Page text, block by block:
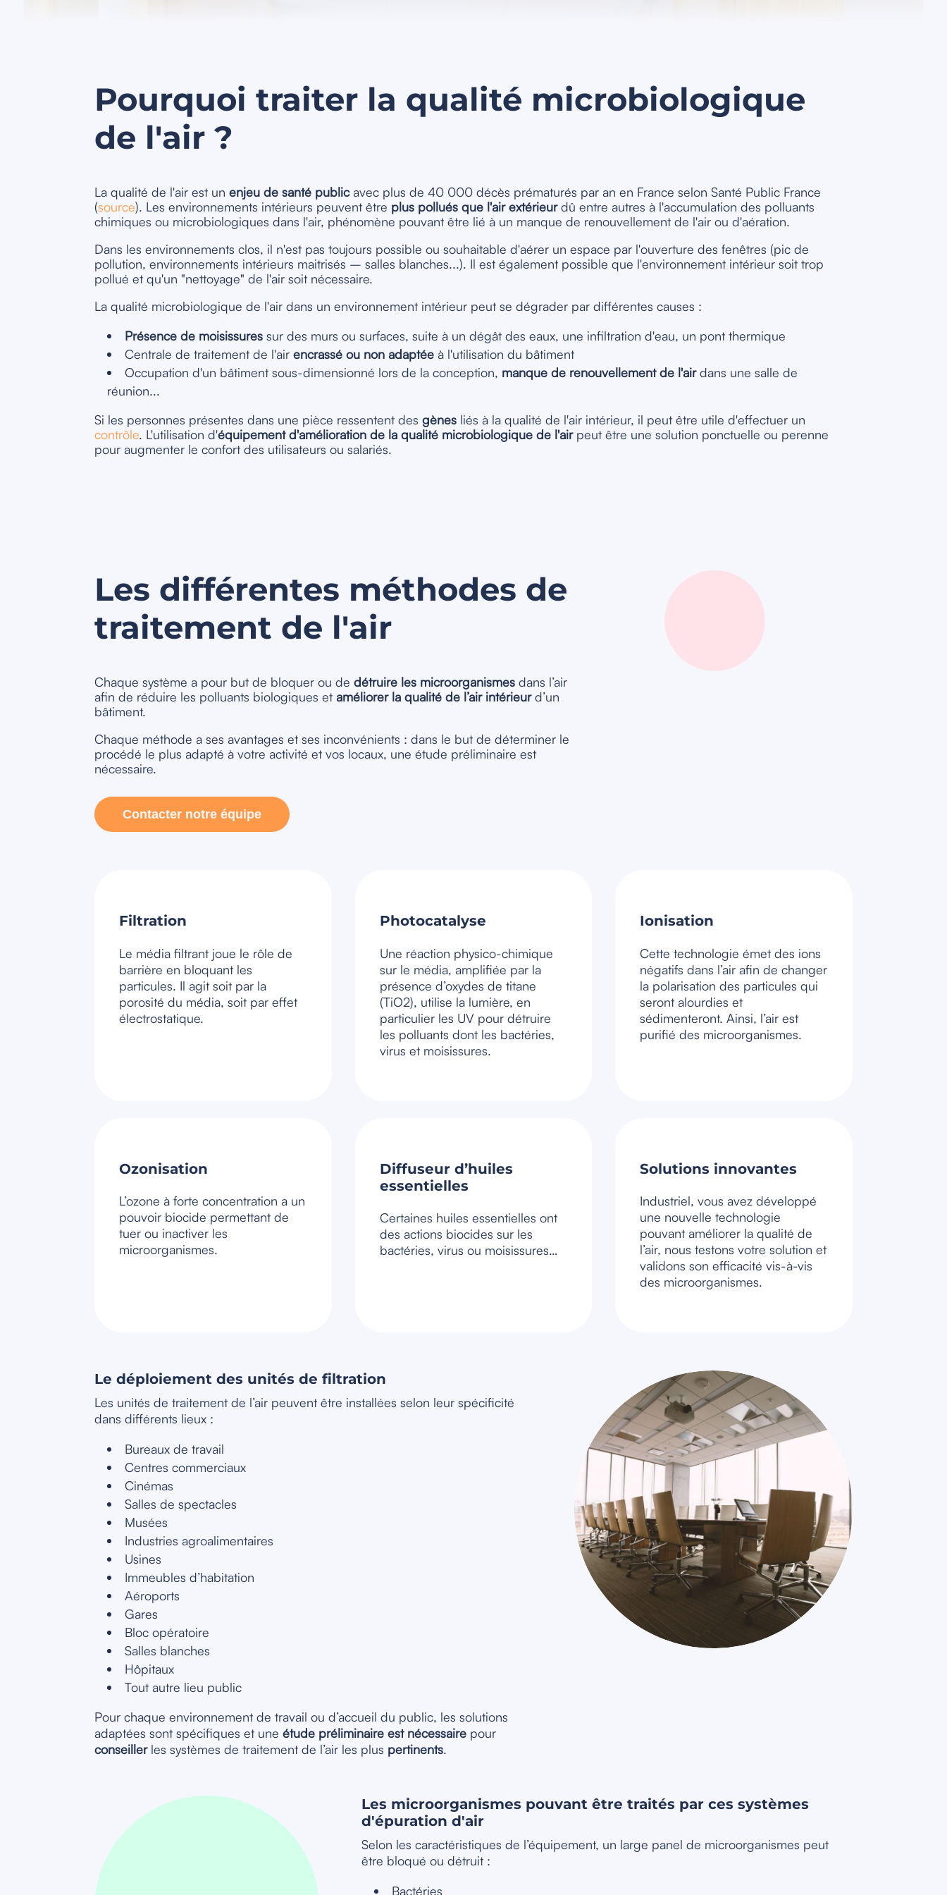
Pourquoi traiter la qualité microbiologique
de l'air ?
La qualité de l'air est unenjeu de santé publicavec plus de 40 000 décès prématurés par an en France selon Santé Public France
(source). Les environnements intérieurs peuvent être plus pollués que l'air extérieurdû entre autres à l'accumulation des polluants
chimiques ou microbiologiques dans l'air, phénomène pouvant être lié à un manque de renouvellement de l'air ou d'aération.
Dans les environnements clos, il n'est pas toujours possible ou souhaitable d'aérer un espace par l'ouverture des fenêtres (pic de
pollution, environnements intérieurs maitrisés – salles blanches...). Il est également possible que l'environnement intérieur soit trop
pollué et qu'un "nettoyage" de l'air soit nécessaire.
La qualité microbiologique de l'air dans un environnement intérieur peut se dégrader par différentes causes :
Présence de moisissures sur des murs ou surfaces, suite à un dégât des eaux, une infiltration d'eau, un pont thermique
Centrale de traitement de l'airencrassé ou non adaptée à l'utilisation du bâtiment
Occupation d'un bâtiment sous-dimensionné lors de la conception, manque de renouvellement de l'airdans une salle de
réunion...
Si les personnes présentes dans une pièce ressentent desgènes liés à la qualité de l'air intérieur, il peut être utile d'effectuer un
contrôle. L'utilisation d'équipement d'amélioration de la qualité microbiologique de l'airpeut être une solution ponctuelle ou perenne
pour augmenter le confort des utilisateurs ou salariés.
Les différentes méthodes de
traitement de l'air
Chaque système a pour but de bloquer ou dedétruire les microorganismes dans l’air
afin de réduire les polluants biologiques et améliorer la qualité de l’air intérieurd’un
bâtiment.
Chaque méthode a ses avantages et ses inconvénients : dans le but de déterminer le
procédé le plus adapté à votre activité et vos locaux, une étude préliminaire est
nécessaire.
Contacter notre équipe
Filtration
Le média filtrant joue le rôle de
barrière en bloquant les
particules. Il agit soit par la
porosité du média, soit par effet
électrostatique.
Photocatalyse
Une réaction physico-chimique
sur le média, amplifiée par la
présence d’oxydes de titane
(TiO2), utilise la lumière, en
particulier les UV pour détruire
les polluants dont les bactéries,
virus et moisissures.
Ionisation
Cette technologie émet des ions
négatifs dans l’air afin de changer
la polarisation des particules qui
seront alourdies et
sédimenteront. Ainsi, l’air est
purifié des microorganismes.
Ozonisation
L’ozone à forte concentration a un
pouvoir biocide permettant de
tuer ou inactiver les
microorganismes.
Diffuseur d’huiles
essentielles
Certaines huiles essentielles ont
des actions biocides sur les
bactéries, virus ou moisissures…
Solutions innovantes
Industriel, vous avez développé
une nouvelle technologie
pouvant améliorer la qualité de
l’air, nous testons votre solution et
validons son efficacité vis-à-vis
des microorganismes.
Le déploiement des unités de filtration
Les unités de traitement de l’air peuvent être installées selon leur spécificité
dans différents lieux :
Bureaux de travail
Centres commerciaux
Cinémas
Salles de spectacles
Musées
Industries agroalimentaires
Usines
Immeubles d’habitation
Aéroports
Gares
Bloc opératoire
Salles blanches
Hôpitaux
Tout autre lieu public
Pour chaque environnement de travail ou d’accueil du public, les solutions
adaptées sont spécifiques et uneétude préliminaire est nécessaire pour
conseillerles systèmes de traitement de l’air les plus pertinents.
Les microorganismes pouvant être traités par ces systèmes
d'épuration d'air
Selon les caractéristiques de l’équipement, un large panel de microorganismes peut
être bloqué ou détruit :
Bactéries